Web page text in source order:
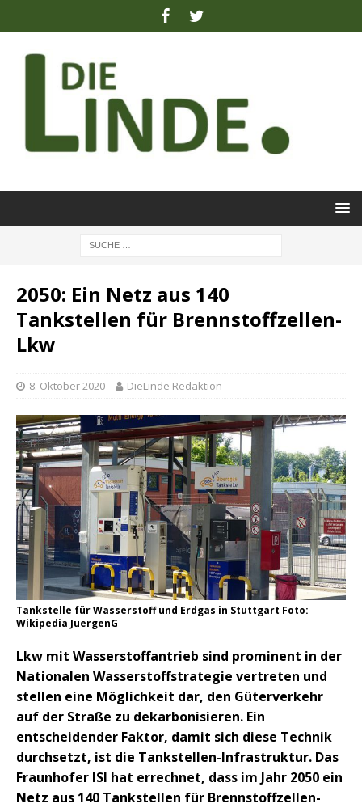
2050: Ein Netz aus 140
Tankstellen für Brennstoffzellen-
Lkw
8. Oktober 2020 DieLinde Redaktion
Tankstelle für Wasserstoff und Erdgas in Stuttgart Foto:
Wikipedia JuergenG
Lkw mit Wasserstoffantrieb sind prominent in der
Nationalen Wasserstoffstrategie vertreten und
stellen eine Möglichkeit dar, den Güterverkehr
auf der Straße zu dekarbonisieren. Ein
entscheidender Faktor, damit sich diese Technik
durchsetzt, ist die Tankstellen-Infrastruktur. Das
Fraunhofer ISI hat errechnet, dass im Jahr 2050 ein
Netz aus 140 Tankstellen für Brennstoffzellen-